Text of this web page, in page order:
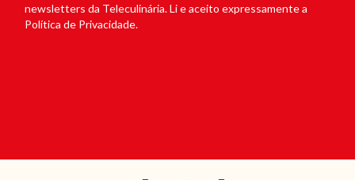
newsletters da Teleculinária. Li e aceito expressamente a
Política de Privacidade.